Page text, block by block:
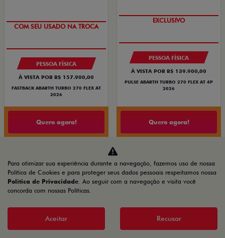
OPORTUNIDADE
PESSOA FÍSICA
À VISTA POR R$ 157.900,00
FASTBACK ABARTH TURBO 270 FLEX AT
2026
Quero agora!
COM USADO NA TROCA
PESSOA FÍSICA
À VISTA POR R$ 139.900,00
PULSE ABARTH TURBO 270 FLEX AT 4P
2026
Quero agora!
FASTBACK TURBO 200 FLEX AT 2026
2026/2026
ARGO DRIVE 1.0 FLEX 4P 2026
2026/2026
Para otimizar sua experiência durante a navegação, fazemos uso de nossa
Política de Cookies e para proteger seus dados pessoais respeitamos nossa
Política de Privacidade. Ao seguir com a navegação e visita você
concorda com nossas Políticas.
Aceitar Recusar